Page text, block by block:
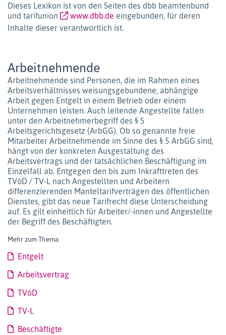
Dieses Lexikon ist von den Seiten des dbb beamtenbund
und tarifunion
www.dbb.de eingebunden, für deren
Inhalte dieser verantwortlich ist.
Arbeitnehmende
Arbeitnehmende sind Personen, die im Rahmen eines
Arbeitsverhältnisses weisungsgebundene, abhängige
Arbeit gegen Entgelt in einem Betrieb oder einem
Unternehmen leisten. Auch leitende Angestellte fallen
unter den Arbeitnehmerbegriff des § 5
Arbeitsgerichtsgesetz (ArbGG). Ob so genannte freie
Mitarbeiter Arbeitnehmende im Sinne des § 5 ArbGG sind,
hängt von der konkreten Ausgestaltung des
Arbeitsvertrags und der tatsächlichen Beschäftigung im
Einzelfall ab. Entgegen den bis zum Inkrafttreten des
TVöD / TV-L nach Angestellten und Arbeitern
differenzierenden Manteltarifverträgen des öffentlichen
Dienstes, gibt das neue Tarifrecht diese Unterscheidung
auf. Es gilt einheitlich für Arbeiter/-innen und Angestellte
der Begriff des Beschäftigten.
Mehr zum Thema
Entgelt
Arbeitsvertrag
TVöD
TV-L
Beschäftigte